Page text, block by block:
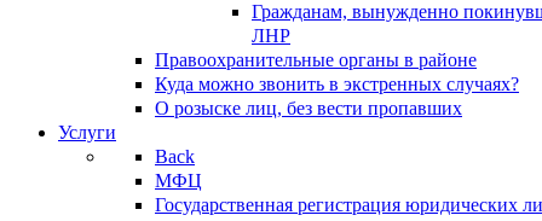
Гражданам, вынужденно
ЛНР
Правоохранительные органы в районе
Куда можно звонить в экстренных случаях?
О розыске лиц, без вести пропавших
Услуги
Back
МФЦ
Государственная регистрация юридических